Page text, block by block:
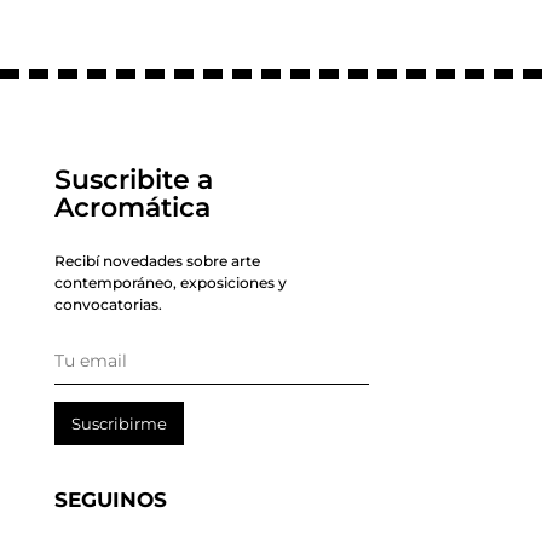
Suscribite a
Acromática
Recibí novedades sobre arte
contemporáneo, exposiciones y
convocatorias.
Suscribirme
SEGUINOS